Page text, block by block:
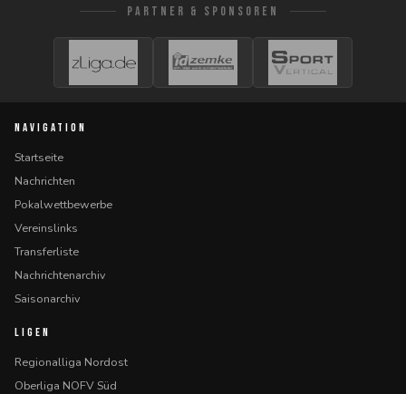
PARTNER & SPONSOREN
NAVIGATION
Startseite
Nachrichten
Pokalwettbewerbe
Vereinslinks
Transferliste
Nachrichtenarchiv
Saisonarchiv
LIGEN
Regionalliga Nordost
Oberliga NOFV Süd